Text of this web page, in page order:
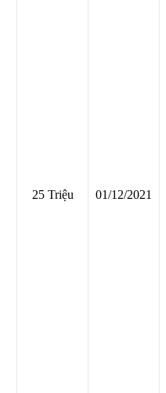
25 Triệu 01/12/2021